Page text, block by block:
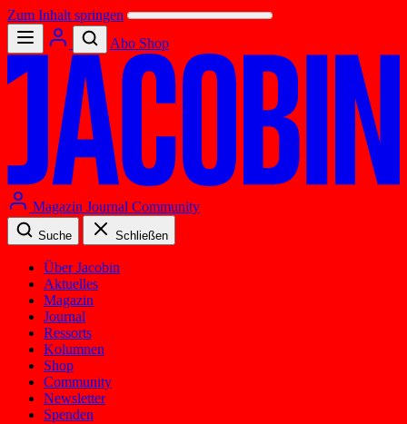
Zum Inhalt springen
Abo Shop
Magazin Journal Community
Suche Schließen
Über Jacobin
Aktuelles
Magazin
Journal
Ressorts
Kolumnen
Shop
Community
Newsletter
Spenden